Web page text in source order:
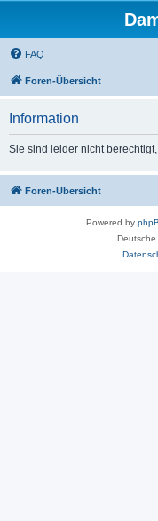
FAQ
Foren-Übersicht
Information
Sie sind leider nicht
Foren-Übersicht
Powered by